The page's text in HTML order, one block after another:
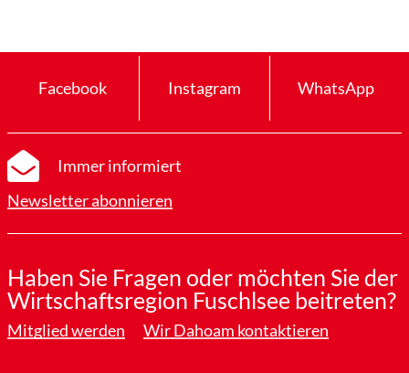
Facebook Instagram WhatsApp
Immer informiert
Newsletter abonnieren
Haben Sie Fragen oder möchten Sie der
Wirtschaftsregion Fuschlsee beitreten?
Mitglied werden Wir Dahoam kontaktieren